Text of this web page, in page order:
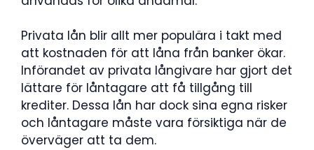
Privata lån blir allt mer populära i takt med
att kostnaden för att låna från banker ökar.
Införandet av privata långivare har gjort det
lättare för låntagare att få tillgång till
krediter. Dessa lån har dock sina egna risker
och låntagare måste vara försiktiga när de
överväger att ta dem.